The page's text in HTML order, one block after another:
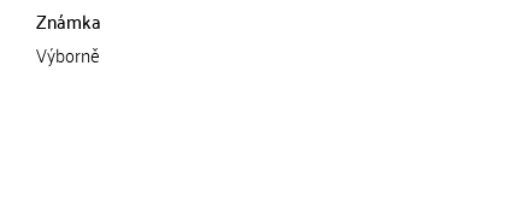
Známka
Výborně